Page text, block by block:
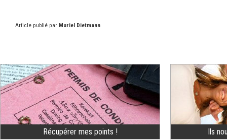
Article publié par Muriel Dietmann
Récupérer mes points ! Ils